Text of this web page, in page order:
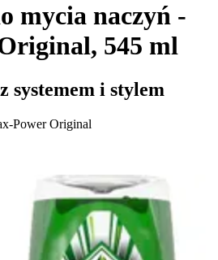
mycia naczyń -
545 ml
systemem i stylem
Power Original